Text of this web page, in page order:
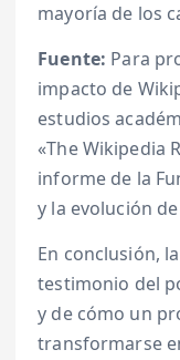
mayoría de los
Fuente: Para
impacto de
estudios
«The Wikipedia
informe de la
y la evolución
En conclusión,
testimonio del
y de cómo un
transformarse